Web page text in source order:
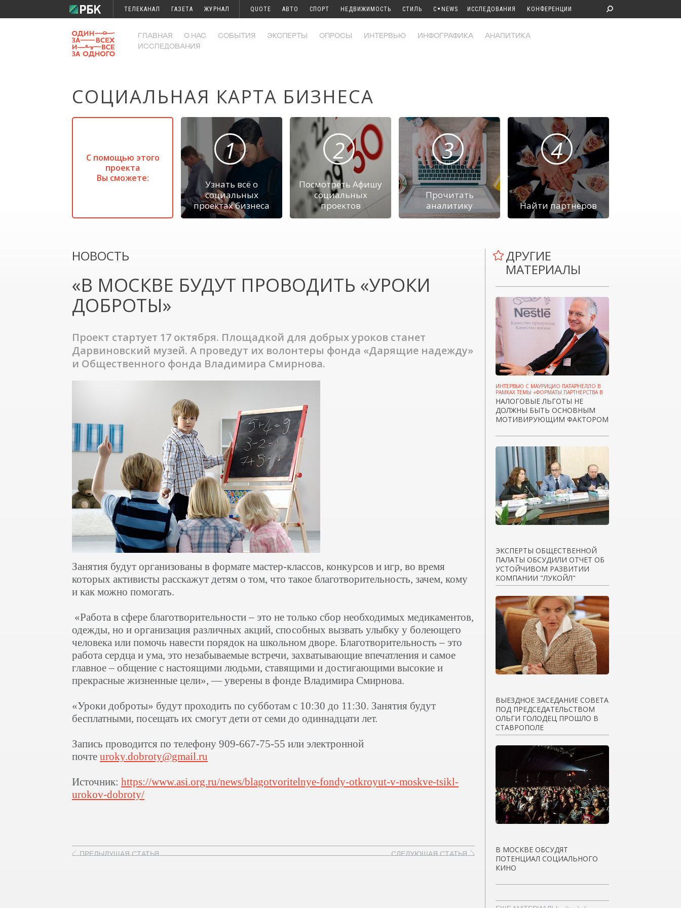
ТЕЛЕКАНАЛ ГАЗЕТА ЖУРНАЛ QUOTE АВТО СПОРТ НЕДВИЖИМОСТЬ СТИЛЬ C • NEWS ИССЛЕДОВАНИЯ КОНФЕРЕНЦИИ
ГЛАВНАЯ О НАС СОБЫТИЯ ЭКСПЕРТЫ ОПРОСЫ ИНТЕРВЬЮ ИНФОГРАФИКА
АНАЛИТИКА
ИССЛЕДОВАНИЯ
СОЦИАЛЬНАЯ КАРТА БИЗНЕСА
С помощью этого
проекта
Вы сможете:
1
Узнать всё о
социальных
проектах бизнеса
2
Посмотреть Афишу
социальных
проектов
3
Прочитать
аналитику
4
Найти партнёров
НОВОСТЬ
«В МОСКВЕ БУДУТ ПРОВОДИТЬ «УРОКИ
ДОБРОТЫ»
Проект стартует 17 октября. Площадкой для добрых уроков станет
Дарвиновский музей. А проведут их волонтеры фонда «Дарящие надежду»
и Общественного фонда Владимира Смирнова.
Занятия будут организованы в формате мастер-классов, конкурсов и игр, во время
которых активисты расскажут детям о том, что такое благотворительность, зачем, кому
и как можно помогать.
«Работа в сфере благотворительности – это не только сбор необходимых медикаментов,
одежды, но и организация различных акций, способных вызвать улыбку у болеющего
человека или помочь навести порядок на школьном дворе. Благотворительность – это
работа сердца и ума, это незабываемые встречи, захватывающие впечатления и самое
главное – общение с настоящими людьми, ставящими и достигающими высокие и
прекрасные жизненные цели», — уверены в фонде Владимира Смирнова.
«Уроки доброты» будут проходить по субботам с 10:30 до 11:30. Занятия будут
бесплатными, посещать их смогут дети от семи до одиннадцати лет.
Запись проводится по телефону 909-667-75-55 или электронной
почте uroky.dobroty@gmail.ru
Источник: https://www.asi.org.ru/news/blagotvoritelnye-fondy-otkroyut-v-moskve-tsikl-
urokov-dobroty/
ПРЕДЫДУЩАЯ СТАТЬЯ СЛЕДУЮЩАЯ СТАТЬЯ
ДРУГИЕ
МАТЕРИАЛЫ
ИНТЕРВЬЮ С МАУРИЦИО ПАТАРНЕЛЛО В
РАМКАХ ТЕМЫ «ФОРМАТЫ ПАРТНЕРСТВА В
КРИЗИС»
НАЛОГОВЫЕ ЛЬГОТЫ НЕ
ДОЛЖНЫ БЫТЬ ОСНОВНЫМ
МОТИВИРУЮЩИМ ФАКТОРОМ
ЭКСПЕРТЫ ОБЩЕСТВЕННОЙ
ПАЛАТЫ ОБСУДИЛИ ОТЧЕТ ОБ
УСТОЙЧИВОМ РАЗВИТИИ
КОМПАНИИ "ЛУКОЙЛ"
ВЫЕЗДНОЕ ЗАСЕДАНИЕ СОВЕТА
ПОД ПРЕДСЕДАТЕЛЬСТВОМ
ОЛЬГИ ГОЛОДЕЦ ПРОШЛО В
СТАВРОПОЛЕ
В МОСКВЕ ОБСУДЯТ
ПОТЕНЦИАЛ СОЦИАЛЬНОГО
КИНО